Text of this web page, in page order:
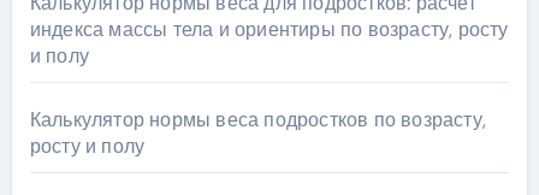
индекса массы тела и ориентиры по возрасту, росту
и полу
Калькулятор нормы веса подростков по возрасту,
росту и полу